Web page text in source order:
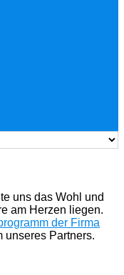
uns das Wohl und
am Herzen liegen.
der Firma
unseres Partners.